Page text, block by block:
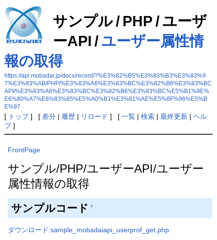
サンプル/ PHP / ユーザ
ーAPI / ユーザー属性情
報の取得
https://api.mobadai.jp/docs/record/?%E3%82%B5%E3%83%B3%E3%83%9
7%E3%83%AB/PHP/%E3%83%A6%E3%83%BC%E3%82%B6%E3%83%BC
API/%E3%83%A6%E3%83%BC%E3%82%B6%E3%83%BC%E5%B1%9E%
E6%80%A7%E6%83%85%E5%A0%B1%E3%81%AE%E5%8F%96%E5%B
E%97
[ トップ] [ 差分| 履歴| リロード ] [ 一覧| 検索| 最終更新| ヘル
プ]
FrontPage
サンプル/PHP/ユーザーAPI/ユーザー
属性情報の取得
サンプルコード †
ダウンロード:sample_mobadaiapi_userprof_get.php